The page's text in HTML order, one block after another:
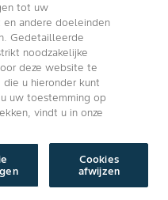
tot uw
andere doeleinden
Gedetailleerde
noodzakelijke
deze website te
u hieronder kunt
uw toestemming op
vindt u in onze
Cookies
afwijzen